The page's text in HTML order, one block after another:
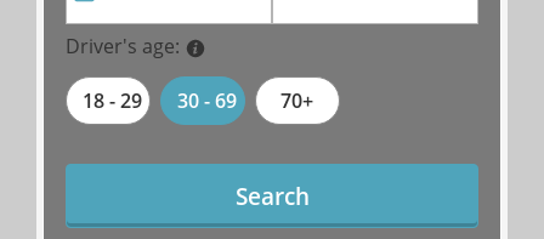
Driver's age:
18 - 29 30 - 69 70+
Search